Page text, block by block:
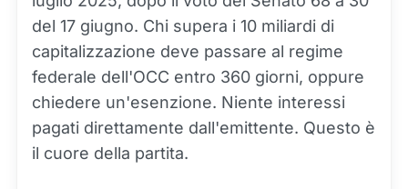
del 17 giugno. Chi supera i 10 miliardi di
capitalizzazione deve passare al regime
federale dell'OCC entro 360 giorni, oppure
chiedere un'esenzione. Niente interessi
pagati direttamente dall'emittente. Questo è
il cuore della partita.